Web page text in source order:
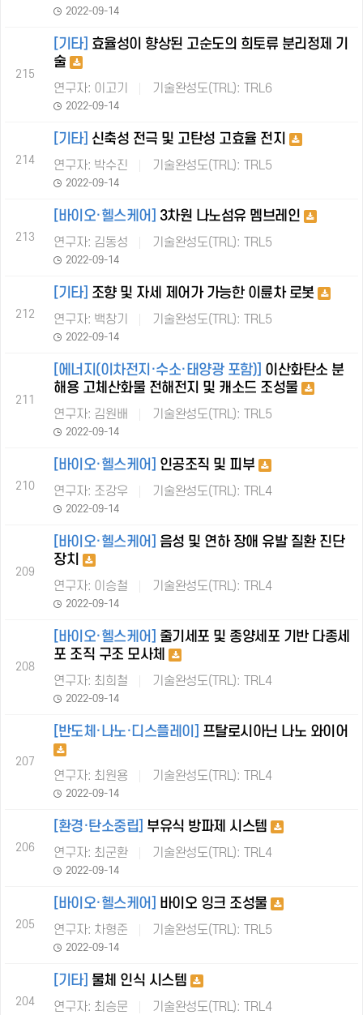
2022-09-14
215
[기타] 효율성이 향상된 고순도의 희토류 분리정제 기
술
연구자: 이고기 기술완성도(TRL): TRL6
2022-09-14
214
[기타] 신축성 전극 및 고탄성 고효율 전지
연구자: 박수진 기술완성도(TRL): TRL5
2022-09-14
213
[바이오·헬스케어] 3차원 나노섬유 멤브레인
연구자: 김동성 기술완성도(TRL): TRL5
2022-09-14
212
[기타] 조향 및 자세 제어가 가능한 이륜차 로봇
연구자: 백창기 기술완성도(TRL): TRL5
2022-09-14
211
[에너지(이차전지·수소·태양광 포함)] 이산화탄소 분
해용 고체산화물 전해전지 및 캐소드 조성물
연구자: 김원배 기술완성도(TRL): TRL5
2022-09-14
210
[바이오·헬스케어] 인공조직 및 피부
연구자: 조강우 기술완성도(TRL): TRL4
2022-09-14
209
[바이오·헬스케어]
음성 및 연하 장애 유발 질환 진단
장치
연구자: 이승철 기술완성도(TRL): TRL4
2022-09-14
208
[바이오·헬스케어]
줄기세포 및 종양세포 기반 다종세
포 조직 구조 모사체
연구자: 최희철 기술완성도(TRL): TRL4
2022-09-14
207
[반도체·나노·디스플레이] 프탈로시아닌 나노 와이어
연구자: 최원용 기술완성도(TRL): TRL4
2022-09-14
206
[환경·탄소중립] 부유식 방파제 시스템
연구자: 최군환 기술완성도(TRL): TRL4
2022-09-14
205
[바이오·헬스케어] 바이오 잉크 조성물
연구자: 차형준 기술완성도(TRL): TRL5
2022-09-14
204
[기타] 물체 인식 시스템
연구자: 최승문 기술완성도(TRL): TRL4